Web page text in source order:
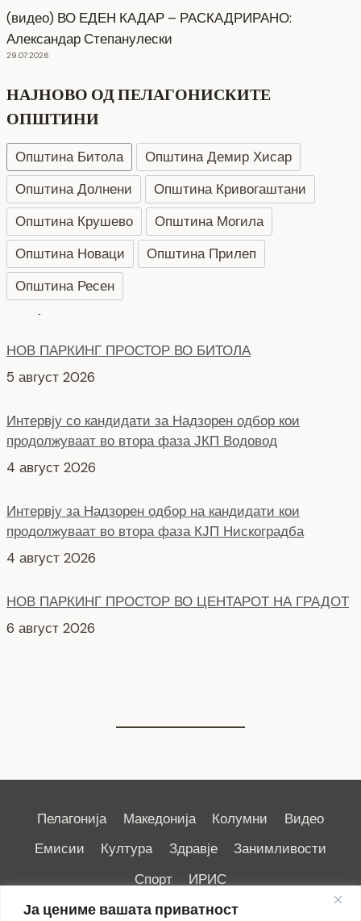
Ја цениме вашата приватност
(видео) ВО ЕДЕН КАДАР – РАСКАДРИРАНО:
Александар Степанулески
29.07.2026
НАЈНОВО ОД ПЕЛАГОНИСКИТЕ
ОПШТИНИ
Општина Битола
Општина Демир Хисар
Општина Долнени
Општина Кривогаштани
Општина Крушево
Општина Могила
Општина Новаци
Општина Прилеп
Општина Ресен
5 август 2026
продолжуваат во втора фаза ЈКП Водовод
4 август 2026
продолжуваат во втора фаза КЈП Нискоградба
4 август 2026
6 август 2026
Пелагонија Македонија Колумни
Видео
Емисии
Култура Здравје
Занимливости
Спорт
ИРИС